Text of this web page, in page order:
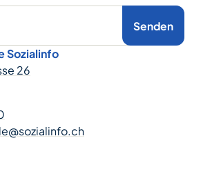
Senden
Sozialinfo
26